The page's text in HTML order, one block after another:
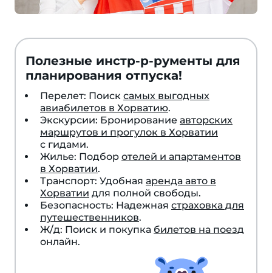
Полезные инстр-р-рументы для
планирования отпуска!
Перелет: Поиск самых выгодных
авиабилетов в Хорватию.
Экскурсии: Бронирование авторских
маршрутов и прогулок в Хорватии
с гидами.
Жилье: Подбор отелей и апартаментов
в Хорватии.
Транспорт: Удобная аренда авто в
Хорватии для полной свободы.
Безопасность: Надежная страховка для
путешественников.
Ж/д: Поиск и покупка билетов на поезд
онлайн.